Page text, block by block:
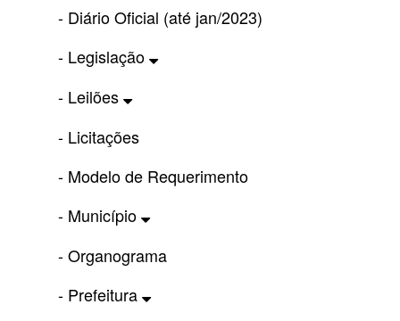
- Diário Oficial (até jan/2023)
- Legislação
- Leilões
- Licitações
- Modelo de Requerimento
- Município
- Organograma
- Prefeitura